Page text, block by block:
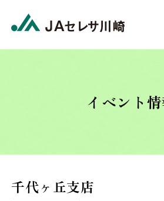
イベント
千代ヶ丘支店